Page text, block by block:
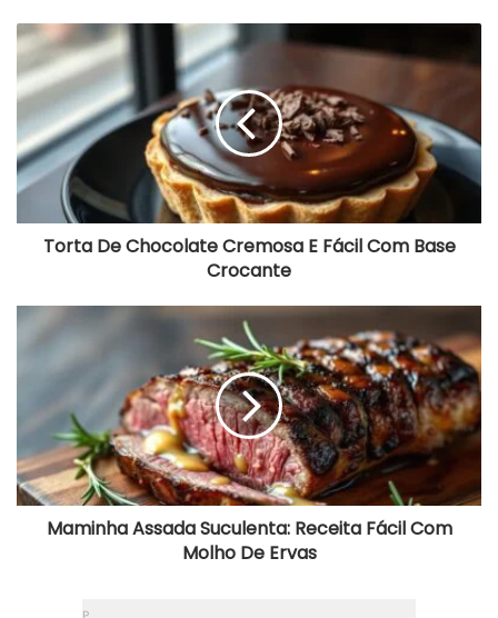
Torta
De
Chocolate
Cremosa
Fácil
Com
Base
Crocante
Torta De Chocolate Cremosa E Fácil Com Base
Crocante
Maminha
Assada
Receita
Com
Molho
De
Ervas
Maminha Assada Suculenta: Receita Fácil Com
Molho De Ervas